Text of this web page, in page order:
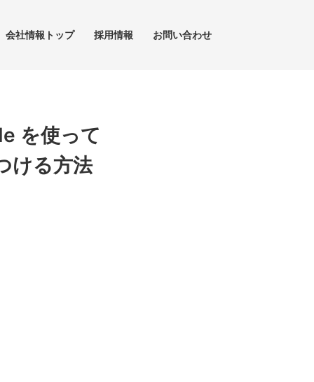
会社情報トップ 採用情報 お問い合わせ
を使って
ける方法